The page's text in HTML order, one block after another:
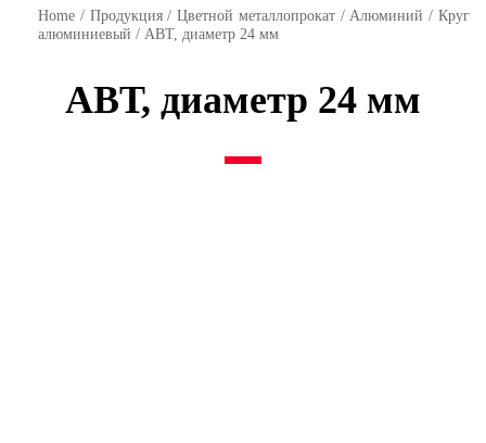
Home / Продукция/Цветной металлопрокат/Алюминий /Круг
алюминиевый / АВТ, диаметр 24 мм
АВТ, диаметр 24 мм